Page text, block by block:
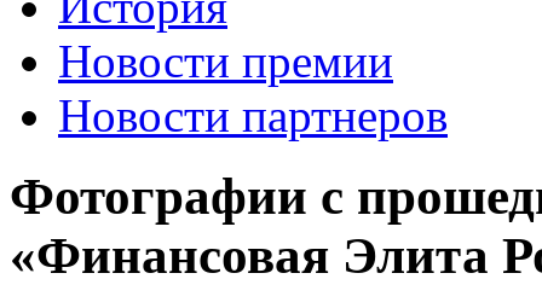
Новости премии
Новости партнеров
Фотографии с
«Финансовая Элита